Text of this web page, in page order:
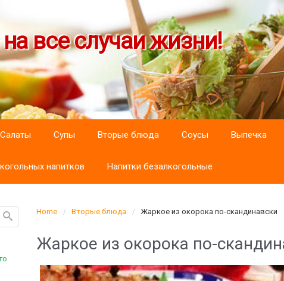
все случаи жизни!
Салаты Супы Вторые блюда Соусы Выпечка
напитков Напитки безалкогольные
Home Вторые блюда Жаркое из окорока по-скандинавски
Жаркое из окорока по-